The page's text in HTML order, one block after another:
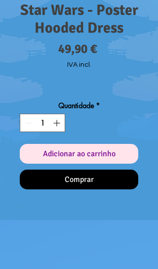
Star Wars - Poster
Hooded Dress
49,90 €Preço
IVA incl.
Quantidade *
Adicionar ao carrinho
Comprar